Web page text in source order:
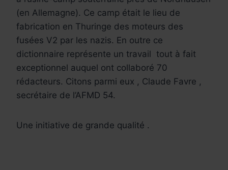
(en Allemagne). Ce camp était le lieu de
fabrication en Thuringe des moteurs des
fusées V2 par les nazis. En outre ce
dictionnaire représente un travail tout à fait
exceptionnel auquel ont collaboré 70
rédacteurs. Citons parmi eux , Claude Favre ,
secrétaire de l’AFMD 54.
Une initiative de grande qualité .